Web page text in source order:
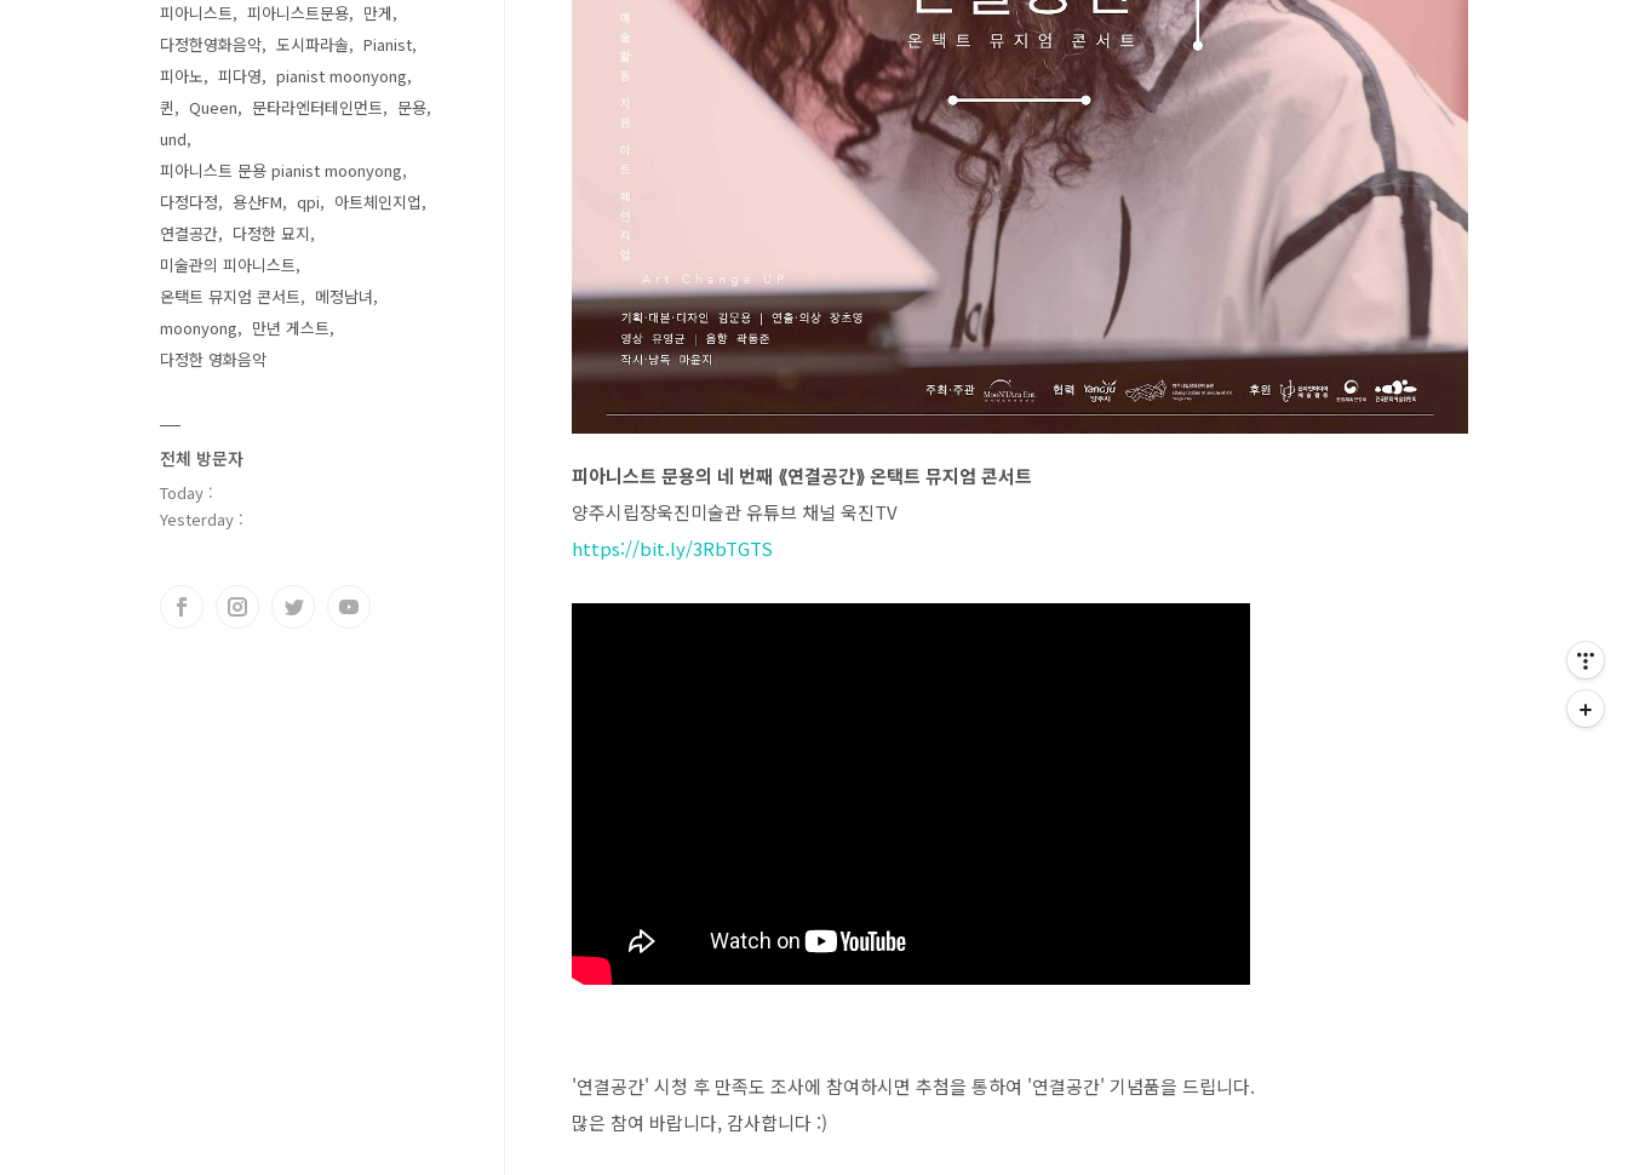
피아니스트 문용의 네 번째 ⟪연결공간⟫ 온택트 뮤지엄 콘서트
양주시립장욱진미술관 유튜브 채널 욱진TV
https://bit.ly/3RbTGTS
'연결공간' 시청 후 만족도 조사에 참여하시면 추첨을 통하여 '연결공간' 기념품을 드립니다.
많은 참여 바랍니다, 감사합니다 :)
피아니스트
피아니스트문용
만게
다정한영화음악
도시파라솔
Pianist
피아노
피다영
pianist moonyong
퀸
Queen 문타라엔터테인먼트
문용
und
피아니스트 문용 pianist moonyong
다정다정
용산FM qpi
아트체인지업
연결공간
다정한 묘지
미술관의 피아니스트
온택트 뮤지엄 콘서트
메정남녀
moonyong
만년 게스트
다정한 영화음악
전체 방문자
Today :
Yesterday :